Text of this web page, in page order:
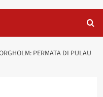
PERMATA DI PULAU